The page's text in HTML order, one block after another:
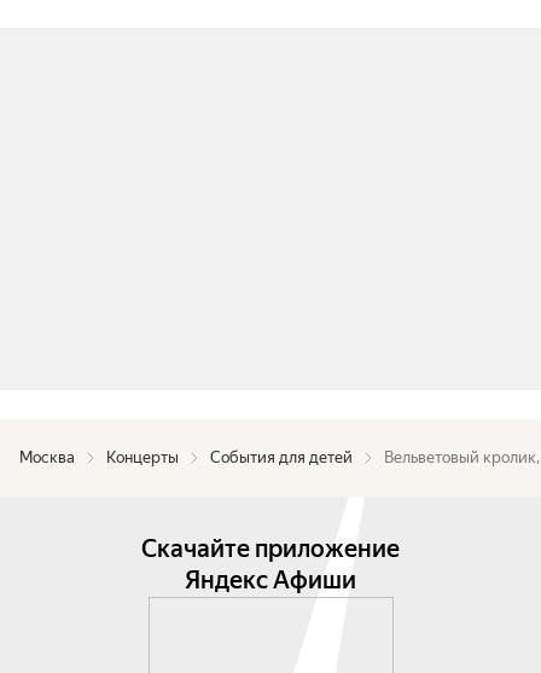
Москва Концерты События для детей Вельветовый
Скачайте приложение
Яндекс Афиши